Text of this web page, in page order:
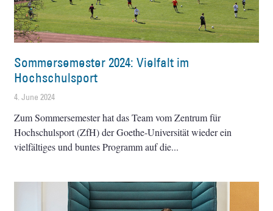
Sommersemester 2024: Vielfalt im
Hochschulsport
4. June 2024
Zum Sommersemester hat das Team vom Zentrum für
Hochschulsport (ZfH) der Goethe-Universität wieder ein
vielfältiges und buntes Programm auf die